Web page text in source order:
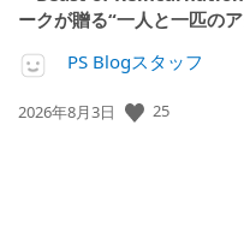
ークが贈る“一人と一匹の
PS Blogスタッフ
公
2026年8月3日 25